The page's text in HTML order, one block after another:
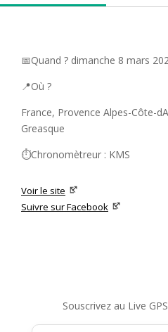
📅Quand ? dimanche 8 mars
📍Où ?
France, Provence Alpes-Côte-
Greasque
⏱️Chronomètreur : KMS
Voir le site
Suivre sur Facebook
Souscrivez au Live